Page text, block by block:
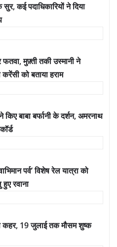
कई पदाधिकारियों ने दिया
फतवा, मुफ़्ती तकी उस्मानी ने
को बताया हराम
बाबा बर्फानी के दर्शन, अमरनाथ
पर्व’ विशेष रेल यात्रा को
रवाना
कहर, 19 जुलाई तक मौसम शुष्क